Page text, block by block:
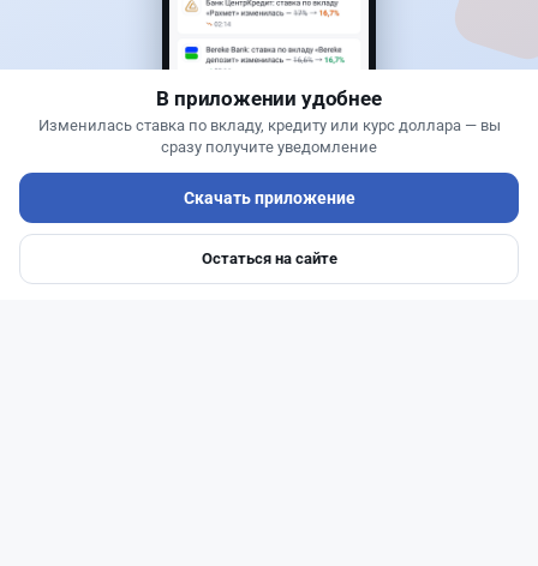
Kaspi ответил на предложение оформлять
покупку квартир через Krisha.kz
Ипотеки Авто
В приложении удобнее
Изменилась ставка по вкладу, кредиту или курс доллара — вы
сразу получите уведомление
Скачать приложение
Остаться на сайте